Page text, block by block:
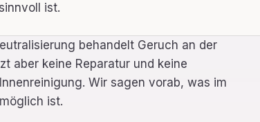
ist.
behandelt Geruch an der
aber keine Reparatur und keine
Wir sagen vorab, was im
ist.